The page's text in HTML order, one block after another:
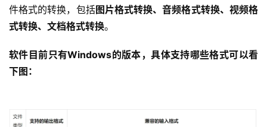
件格式的转换，包括图片格式转换、音频格式转换、视频格
式转换、文档格式转换。
软件目前只有Windows的版本，具体支持哪些格式可以看
下图：